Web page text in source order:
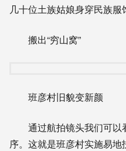
几十位土族姑娘身穿民族服
搬出“穷山窝”
班彦村旧貌变新颜
通过航拍镜头我们可以
序。这就是班彦村实施易